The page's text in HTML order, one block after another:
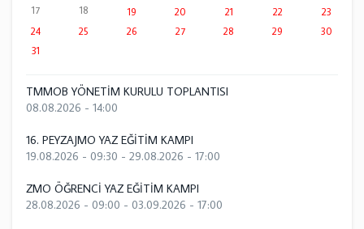
17
18 19 20 21 22
23
24
25 26 27 28 29
30
31
TMMOB YÖNETİM KURULU TOPLANTISI
08.08.2026 - 14:00
16. PEYZAJMO YAZ EĞİTİM KAMPI
19.08.2026 - 09:30 - 29.08.2026 - 17:00
ZMO ÖĞRENCİ YAZ EĞİTİM KAMPI
28.08.2026 - 09:00 - 03.09.2026 - 17:00